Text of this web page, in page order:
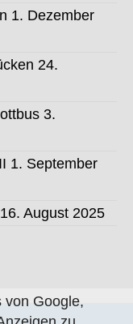
1. Dezember
24.
3.
1. September
16. August 2025
von Google,